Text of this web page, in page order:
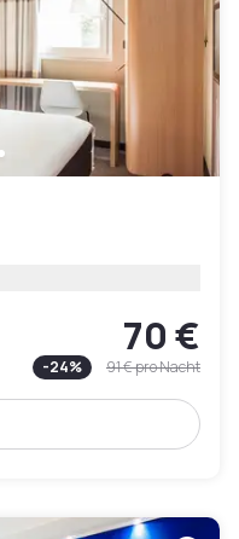
70 €
-24% 91 €pro Nacht